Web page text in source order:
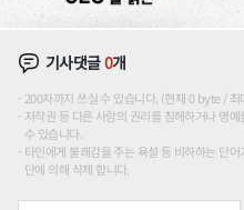
기사댓글0개
200자까지 쓰실 수 있습니다. (현재 0 byte /
저작권 등 다른 사람의 권리를 침해하거나 명
수 있습니다.
타인에게 불쾌감을 주는 욕설 등 비하하는 단
단에 의해 삭제 합니다.